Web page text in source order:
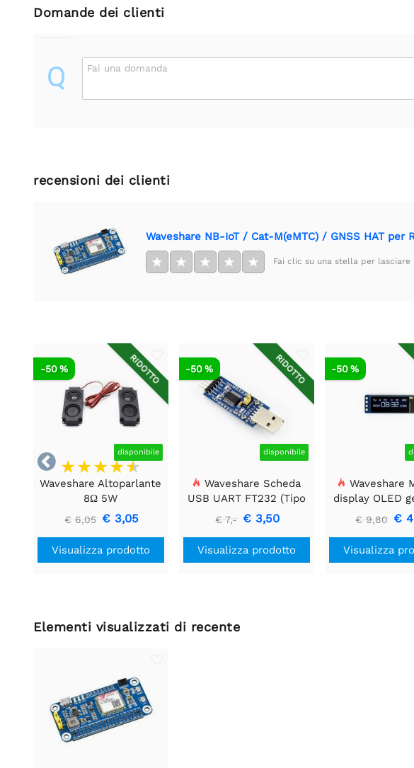
Domande dei clienti
Q Fai una domanda
recensioni dei clienti
Waveshare NB-IoT / Cat-M(eMTC) / GNSS HAT
★ ★ ★ ★ ★ Fai clic su una stella per lasciare

RIDOTTO
disponibile
-50 %
Waveshare Altoparlante
8Ω 5W
€ 6,05 € 3,05
Visualizza prodotto
RIDOTTO
disponibile
-50 %
Waveshare Scheda
USB UART FT232 (Tipo
A), Modulo di
Comunicazione USB a
TTL (UART)
€ 7,- € 3,50
Visualizza prodotto
-50 %
Waveshare
display OLED
da 0,91 pollici,
€ 9,80 €
Visualizza
Elementi visualizzati di recente